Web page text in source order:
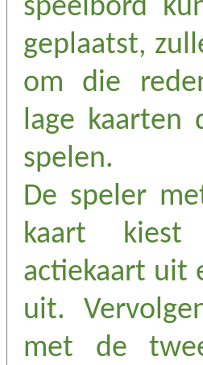
speelbord
geplaatst,
om die
lage kaarten
spelen.
De speler
kaart
actiekaart uit
uit.
met de